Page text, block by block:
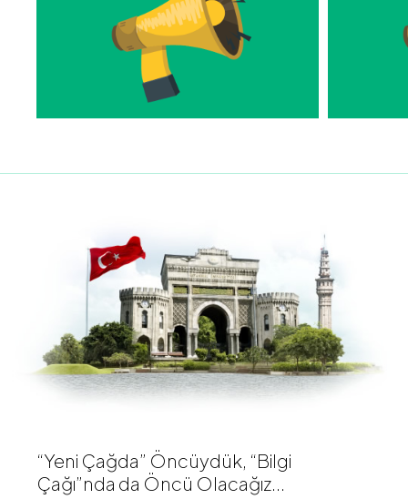
“Yeni Çağda” Öncüydük, “Bilgi
Çağı”nda da Öncü Olacağız...